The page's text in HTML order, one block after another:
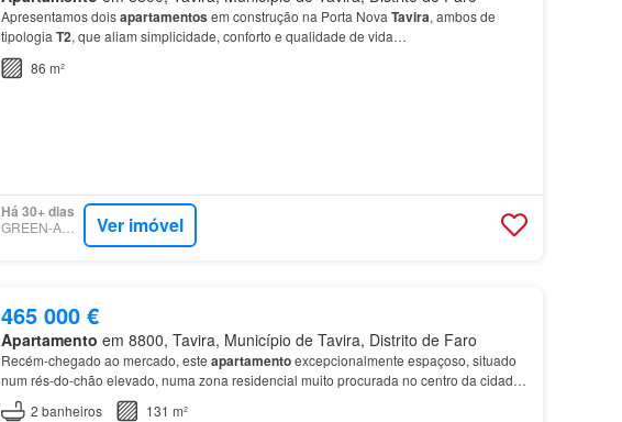
Apresentamos doisapartamentos em construção na Porta Nova Tavira, ambos de
tipologia T2, que aliam simplicidade, conforto e qualidade de vida…
86 m²
Há 30+ dias
GREEN-ACRES Ver imóvel
465 000 €
Apartamento em 8800, Tavira, Município de Tavira, Distrito de Faro
Recém-chegado ao mercado, este apartamentoexcepcionalmente espaçoso, situado
num rés-do-chão elevado, numa zona residencial muito procurada no centro da cidade
deTavira , perto de escolas, supermercados, cafés e todos os ser…
2 banheiros
131 m²